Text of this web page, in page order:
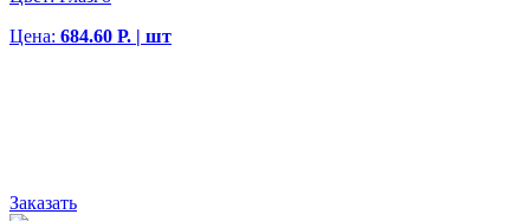
Цена: 684.60 Р. | шт
Заказать